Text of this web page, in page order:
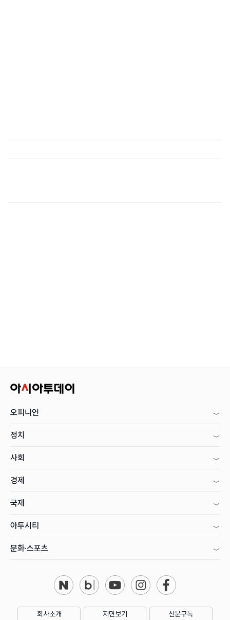
오피니언
정치
사회
경제
국제
아투시티
문화·스포츠
회사소개 지면보기 신문구독